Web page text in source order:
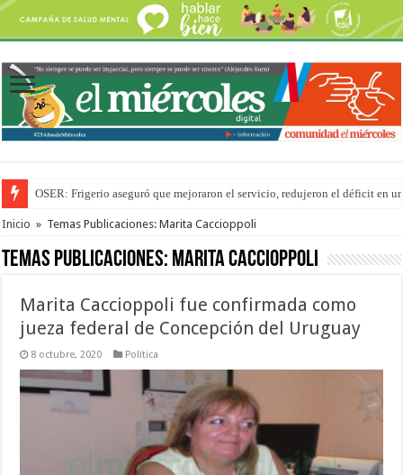
OSER: Frigerio aseguró que mejoraron el servicio, redujeron el déficit en
Por primera vez hicieron una cirugía de reconstrucción torácica en el
Inicio » Temas Publicaciones: Marita Caccioppoli
Temas Publicaciones: Marita Caccioppoli
Marita Caccioppoli fue confirmada como
jueza federal de Concepción del Uruguay
8 octubre, 2020 Política